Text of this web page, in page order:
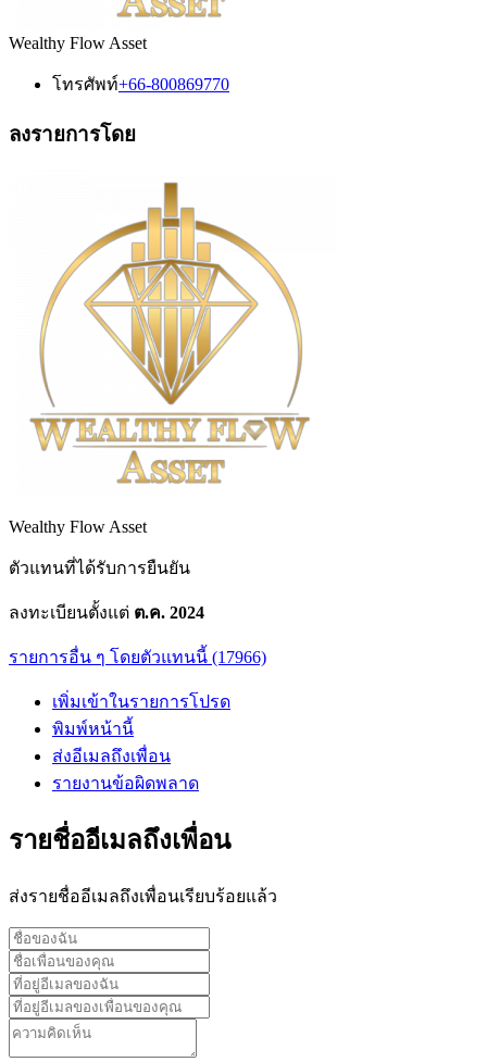
Wealthy Flow Asset
โทรศัพท์+66-800869770
ลงรายการโดย
Wealthy Flow Asset
ตัวแทนที่ได้รับการยืนยัน
ลงทะเบียนตั้งแต่ ต.ค. 2024
รายการอื่น ๆ โดยตัวแทนนี้ (17966)
เพิ่มเข้าในรายการโปรด
พิมพ์หน้านี้
ส่งอีเมลถึงเพื่อน
รายงานข้อผิดพลาด
รายชื่ออีเมลถึงเพื่อน
ส่งรายชื่ออีเมลถึงเพื่อนเรียบร้อยแล้ว